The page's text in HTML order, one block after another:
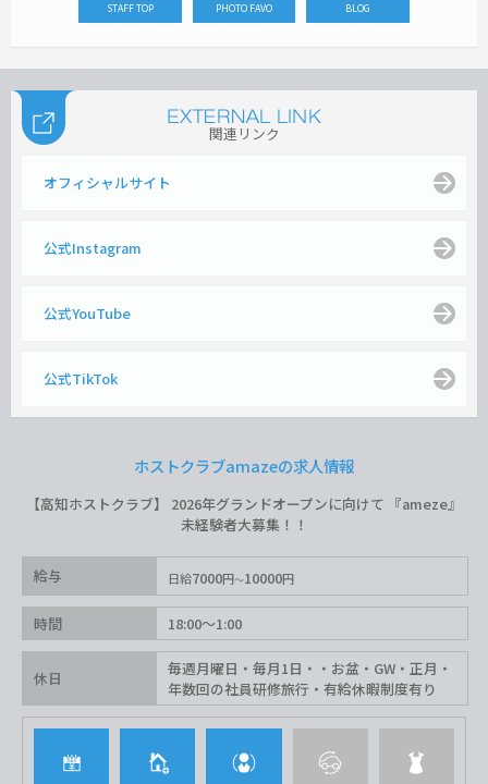
STAFF TOP PHOTO FAVO BLOG
関連リンク
オフィシャルサイト
公式Instagram
公式YouTube
公式TikTok
ホストクラブamazeの求人情報
【高知ホストクラブ】 2026年グランドオープンに向けて 『ameze』
未経験者大募集！！
給与 日給7000円 10000円
時間 18:00〜1:00
休日
毎週月曜日・毎月1日・・お盆・GW・正月・
年数回の社員研修旅行・有給休暇制度有り